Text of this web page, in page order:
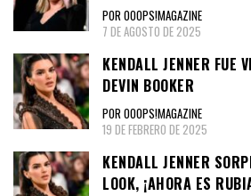
POR OOOPS!MAGAZINE
7 DE AGOSTO DE 2025
KENDALL JENNER FUE
DEVIN BOOKER
POR OOOPS!MAGAZINE
19 DE FEBRERO DE 2025
KENDALL JENNER
LOOK, ¡AHORA ES